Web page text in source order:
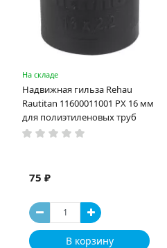
На складе
Надвижная гильза Rehau
Rautitan 11600011001 PX 16 мм
для полиэтиленовых труб
75 ₽
В корзину